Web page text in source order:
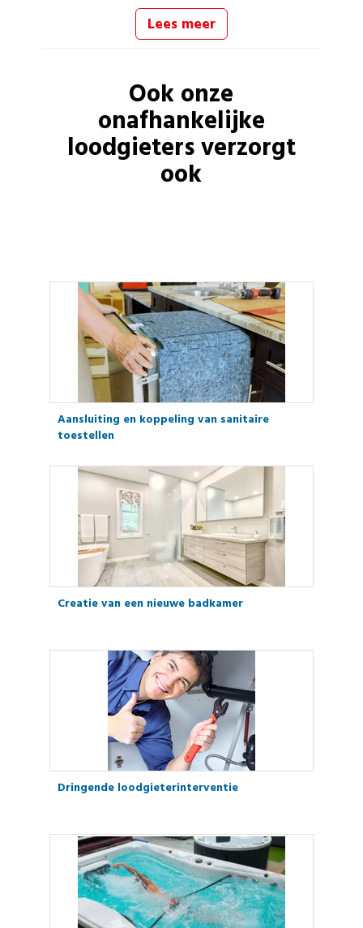
Lees meer
Ook onze
onafhankelijke
loodgietersverzorgt
ook
Aansluiting en koppeling van sanitaire
toestellen
Creatie van een nieuwe badkamer
Dringende loodgieterinterventie